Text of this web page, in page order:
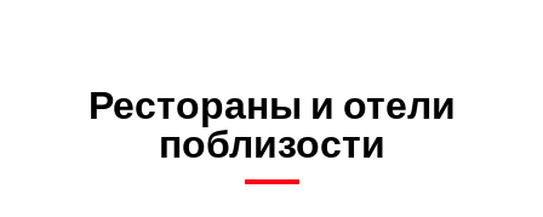
Рестораны и отели
поблизости